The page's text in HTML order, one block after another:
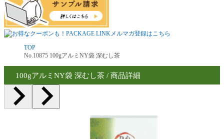
TOP
No.10875 100gアルミNY袋 深むし茶
100gアルミNY袋 深むし茶 / 商品詳細